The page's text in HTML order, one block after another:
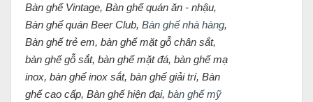
Bàn ghế Vintage, Bàn ghế quán ăn - nhậu,
Bàn ghế quán Beer Club, Bàn ghế nhà hàng,
Bàn ghế trẻ em, bàn ghế mặt gỗ chân sắt,
bàn ghế gỗ sắt, bàn ghế mặt đá, bàn ghế mạ
inox, bàn ghế inox sắt, bàn ghế giải trí, Bàn
ghế cao cấp, Bàn ghế hiện đại, bàn ghế mỹ